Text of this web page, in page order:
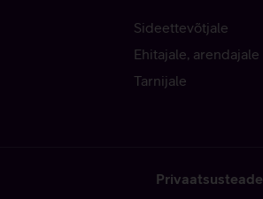
Sideettevõtjale
Ehitajale, arendajale
Tarnijale
Privaatsusteade